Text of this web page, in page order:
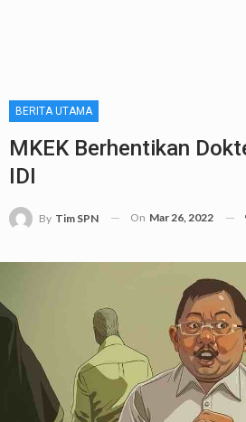
BERITA UTAMA
MKEK Berhentikan
IDI
By Tim SPN On Mar 26, 2022